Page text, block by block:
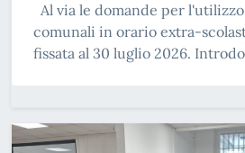
Al via le domande per
comunali in orario extra-
fissata al 30 luglio 2026.